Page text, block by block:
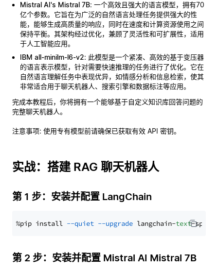
Mistral AI's Mistral 7B: 一个高效且强大的语言模型，拥有70
亿个参数。它旨在为广泛的自然语言处理任务提供强大的性
能，能够生成高质量的响应，同时在速度和计算资源使用之间
保持平衡。其架构经过优化，兼顾了灵活性和可扩展性，适用
于人工智能应用。
IBM all-minilm-l6-v2: 此模型是一个紧凑、高效的基于变压器
的语言表示模型，针对需要快速推理的任务进行了优化。它在
自然语言理解任务中表现优异，如情感分析和信息检索，使其
非常适合用于聊天机器人、搜索引擎和数据标注等应用。
完成本教程后，你将拥有一个能够基于自定义知识库回答问题的
完整聊天机器人。
注意事项: 使用专有模型前请确保已获取有效 API 密钥。
实战：搭建 RAG 聊天机器人
第 1 步：安装并配置 LangChain
%pip install --quiet --upgrade langchain-text
第 2 步：安装并配置 Mistral AI Mistral 7B